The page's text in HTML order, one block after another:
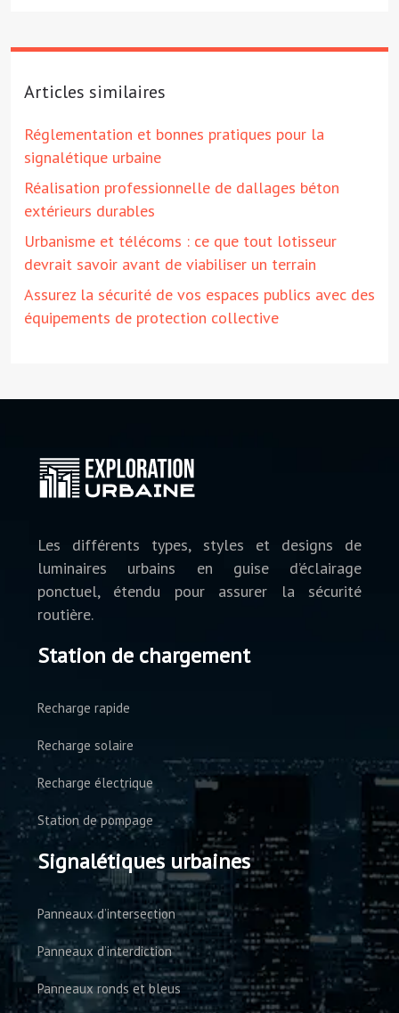
Articles similaires
Réglementation et bonnes pratiques pour la
signalétique urbaine
Réalisation professionnelle de dallages béton
extérieurs durables
Urbanisme et télécoms : ce que tout lotisseur
devrait savoir avant de viabiliser un terrain
Assurez la sécurité de vos espaces publics avec des
équipements de protection collective
Les différents types, styles et designs de
luminaires urbains en guise d’éclairage
ponctuel, étendu pour assurer la sécurité
routière.
Station de chargement
Recharge rapide
Recharge solaire
Recharge électrique
Station de pompage
Signalétiques urbaines
Panneaux d’intersection
Panneaux d’interdiction
Panneaux ronds et bleus